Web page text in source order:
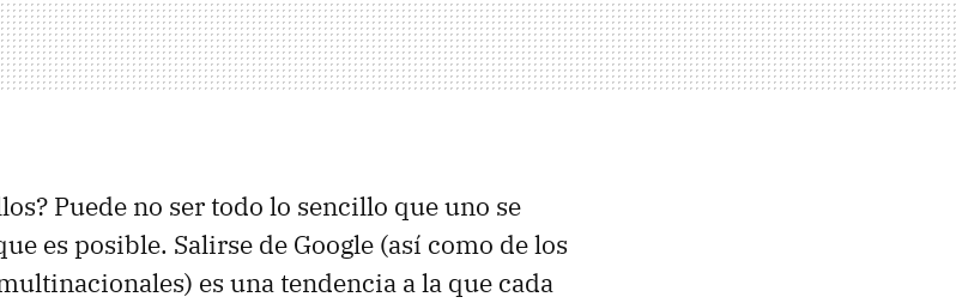
Puede no ser todo lo sencillo que uno se
es posible. Salirse de Google (así como de los
es una tendencia a la que cada